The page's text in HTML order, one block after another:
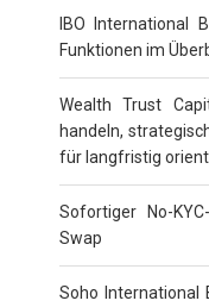
IBO International
Funktionen im
Wealth Trust
handeln,
für langfristig
Sofortiger No-
Swap
Soho International